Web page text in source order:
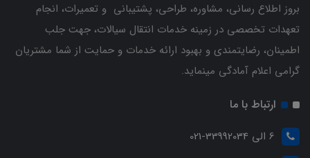
بروز اطلاع رسانی، مشاوره، طراحی، پشتیبانی و تعمیرات، انجام
تعهدات تخصصی در زمینه خدمات انتقال سیالات، جهت جلب
اطمینان، رضایتمندی و بهبود ارائه خدمات و حمایت از شما مشتریان
گرامی اعلام آمادگی مینماید.
ارتباط با ما
6 الی 33992034-021